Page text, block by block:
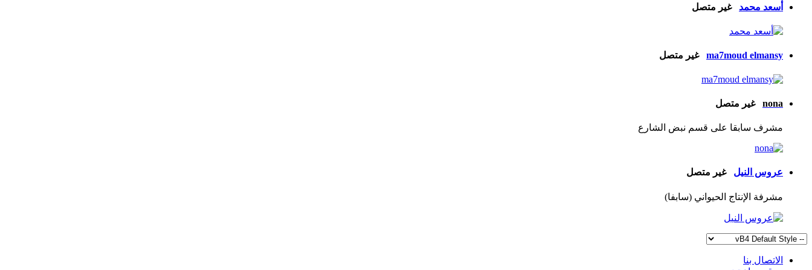
أسعد محمد غير متصل
ma7moud elmansy غير متصل
nona غير متصل
مشرف سابقا على قسم نبض الشارع
عروس النيل غير متصل
مشرفة الإنتاج الحيواني (سابفا)
الاتصال بنا